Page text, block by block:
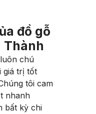
đồ gỗ
Thành
chú
giá trị tốt
tôi cam
nhanh
bất kỳ chi